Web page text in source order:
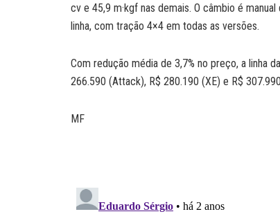
cv e 45,9 m·kgf nas demais. O câmbio é
linha, com tração 4×4 em todas as versões.
Com redução média de 3,7% no preço, a linha
266.590 (Attack), R$ 280.190 (XE) e R$
MF